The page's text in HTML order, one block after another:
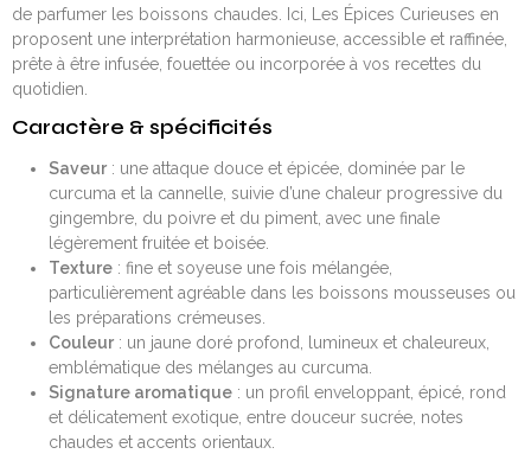
de parfumer les boissons chaudes. Ici, Les Épices Curieuses en
proposent une interprétation harmonieuse, accessible et raffinée,
prête à être infusée, fouettée ou incorporée à vos recettes du
quotidien.
Caractère & spécificités
Saveur: une attaque douce et épicée, dominée par le
curcuma et la cannelle, suivie d’une chaleur progressive du
gingembre, du poivre et du piment, avec une finale
légèrement fruitée et boisée.
Texture: fine et soyeuse une fois mélangée,
particulièrement agréable dans les boissons mousseuses ou
les préparations crémeuses.
Couleur: un jaune doré profond, lumineux et chaleureux,
emblématique des mélanges au curcuma.
Signature aromatique: un profil enveloppant, épicé, rond
et délicatement exotique, entre douceur sucrée, notes
chaudes et accents orientaux.